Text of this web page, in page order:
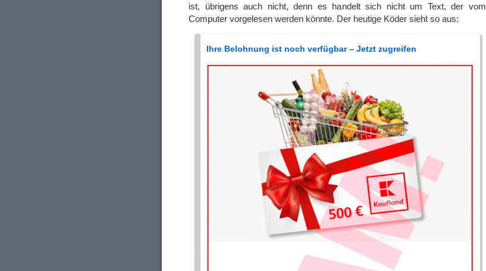
ist, übrigens auch nicht, denn es handelt sich nicht um Text, der vom
Computer vorgelesen werden könnte. Der heutige Köder sieht so aus:
Ihre Belohnung ist noch verfügbar – Jetzt zugreifen